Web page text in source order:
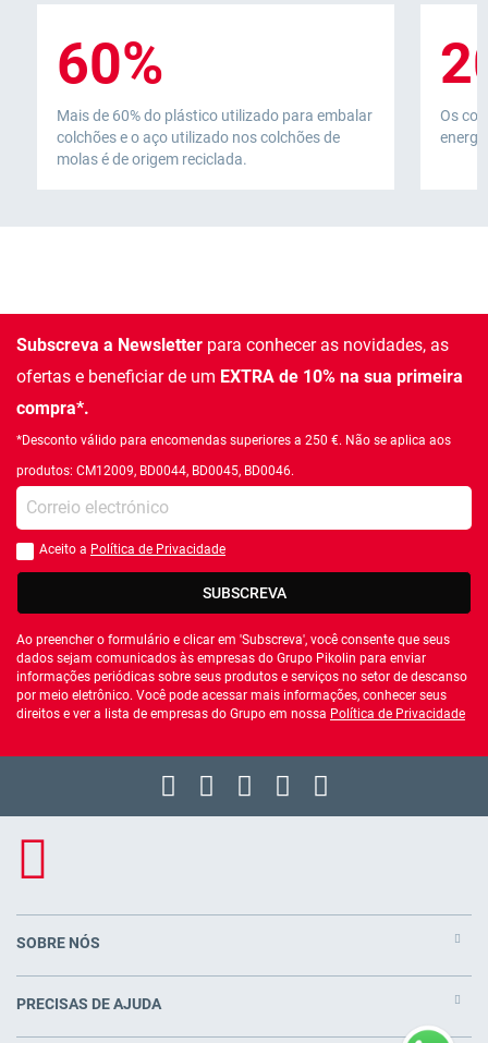
60%
Mais de 60% do plástico utilizado para embalar
colchões e o aço utilizado nos colchões de
molas é de origem reciclada.
Os
Subscreva a Newsletter para conhecer as novidades, as
ofertas e beneficiar de um EXTRA de 10% na sua primeira
compra*.
*Desconto válido para encomendas superiores a 250 €. Não se aplica aos
produtos: CM12009, BD0044, BD0045, BD0046.
Introduza o seu email
Você deve aceitar a política de privacidade
Aceito a Política de Privacidade
SUBSCREVA
Ao preencher o formulário e clicar em 'Subscreva', você consente que seus
dados sejam comunicados às empresas do Grupo Pikolin para enviar
informações periódicas sobre seus produtos e serviços no setor de descanso
por meio eletrônico. Você pode acessar mais informações, conhecer seus
direitos e ver a lista de empresas do Grupo em nossa Política de Privacidade
SOBRE NÓS
PRECISAS DE AJUDA